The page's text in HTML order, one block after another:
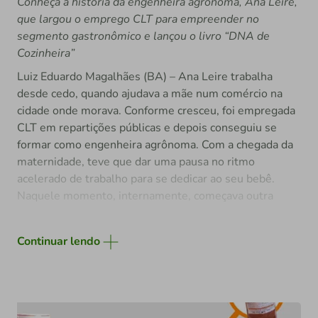
2024, melhor café conilon do Espírito Santo em 2024
(com 92,88pts) e o Prêmio Nacional de Agricultura
Sustentável em 2023, além de ter sido finalista na SIC
que largou o emprego CLT para empreender no
segmento gastronômico e lançou o livro “DNA de
Cozinheira”
Luiz Eduardo Magalhães (BA) – Ana Leire trabalha
desde cedo, quando ajudava a mãe num comércio na
cidade onde morava. Conforme cresceu, foi empregada
CLT em repartições públicas e depois conseguiu se
formar como engenheira agrônoma. Com a chegada da
maternidade, teve que dar uma pausa no ritmo
acelerado de trabalho para se dedicar ao seu bebê.
Naquele momento, internamente, começava outra
jornada, fazendo comidas e quitutes para amigos e
Continuar lendo